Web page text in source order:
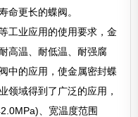
命更长的蝶阀。
工业应用的使用要求，金
高温、耐低温、耐强腐
中的应用，使金属密封蝶
领域得到了广泛的应用，
、宽温度范围